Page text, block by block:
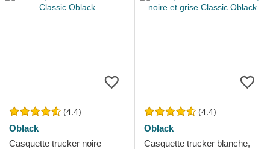
(4.4)
Oblack
Casquette trucker noire
(4.4)
Oblack
Casquette trucker blanche,